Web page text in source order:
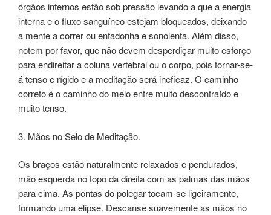
órgãos internos estão sob pressão levando a que a energia
interna e o fluxo sanguíneo estejam bloqueados, deixando
a mente a correr ou enfadonha e sonolenta. Além disso,
notem por favor, que não devem desperdiçar muito esforço
para endireitar a coluna vertebral ou o corpo, pois tornar-se-
á tenso e rígido e a meditação será ineficaz. O caminho
correto é o caminho do meio entre muito descontraído e
muito tenso.
3. Mãos no Selo de Meditação.
Os braços estão naturalmente relaxados e pendurados,
mão esquerda no topo da direita com as palmas das mãos
para cima. As pontas do polegar tocam-se ligeiramente,
formando uma elipse. Descanse suavemente as mãos no